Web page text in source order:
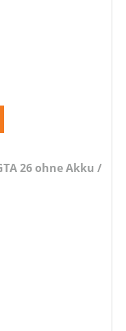
26 ohne Akku /